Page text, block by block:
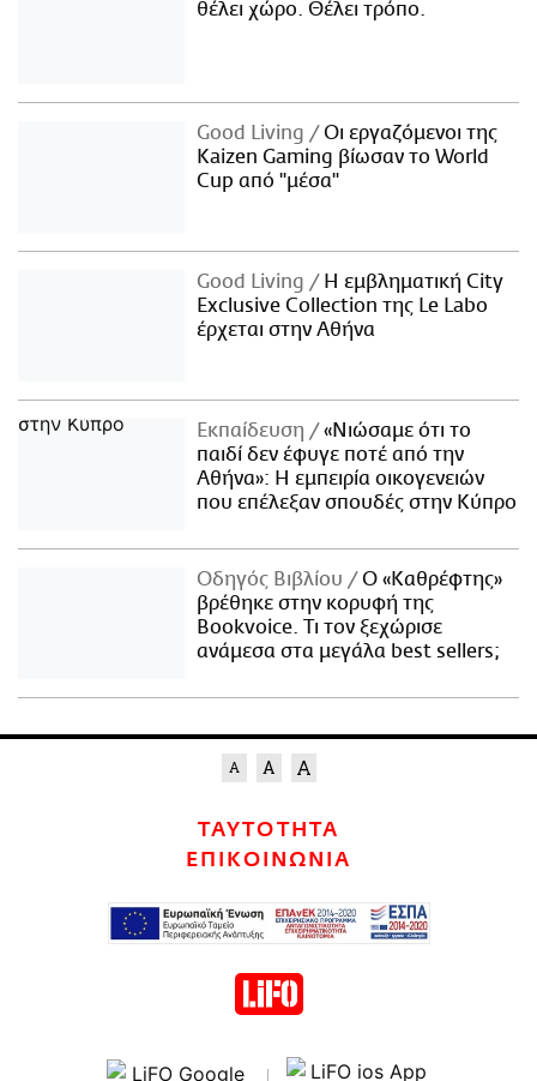
θέλει χώρο. Θέλει τρόπο.
Good Living
Οι εργαζόμενοι της
Kaizen Gaming βίωσαν το World
Cup από "μέσα"
Good Living
Η εμβληματική City
Exclusive Collection της Le Labo
έρχεται στην Αθήνα
Εκπαίδευση
«Νιώσαμε ότι το
παιδί δεν έφυγε ποτέ από την
Αθήνα»: Η εμπειρία οικογενειών
που επέλεξαν σπουδές στην Κύπρο
Οδηγός Βιβλίου
Ο «Καθρέφτης»
βρέθηκε στην κορυφή της
Bookvoice. Τι τον ξεχώρισε
ανάμεσα στα μεγάλα best sellers;
ΤΑΥΤΟΤΗΤΑ
ΕΠΙΚΟΙΝΩΝΙΑ